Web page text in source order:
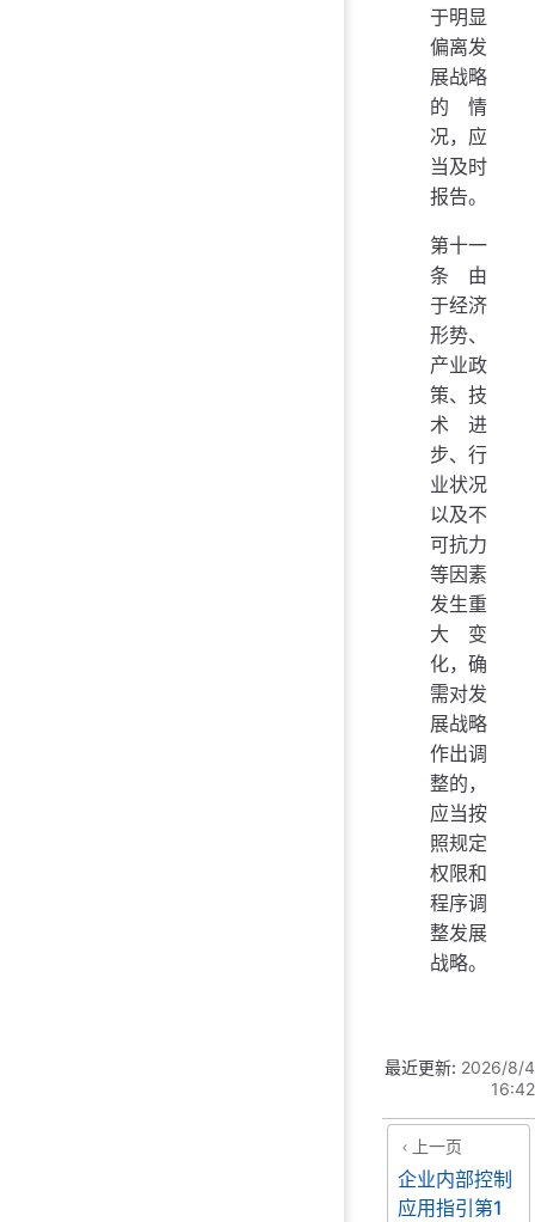
于明显
偏离发
展战略
的情
况，应
当及时
报告。
第十一
条 由
于经济
形势、
产业政
策、技
术进
步、行
业状况
以及不
可抗力
等因素
发生重
大变
化，确
需对发
展战略
作出调
整的，
应当按
照规定
权限和
程序调
整发展
战略。
最近更新: 2026/8/4
16:42
上一页
企业内部控制
应用指引第1